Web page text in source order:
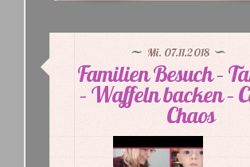
Mi. 07.11.2018
Familien Besuch –
– Waffeln backen –
Chaos